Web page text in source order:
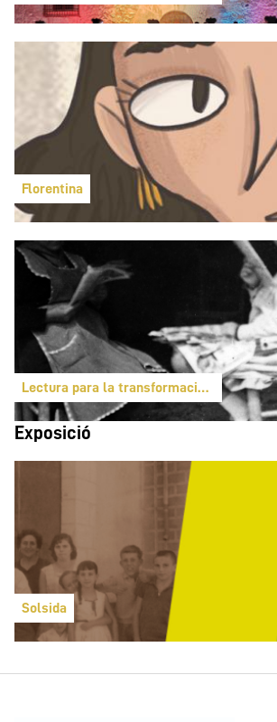
Florentina
Lectura para la transformación: un
Exposició
Solsida